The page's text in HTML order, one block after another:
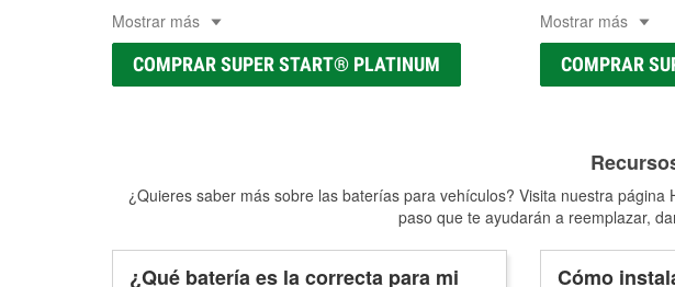
Mostrar más
COMPRAR SUPER START® PLATINUM
Mostrar más
COMPRAR
¿Quieres saber más sobre las baterías para vehículos? Visita nuestra
paso que te ayudarán a reemplazar,
¿Qué batería es la correcta para mi Cómo